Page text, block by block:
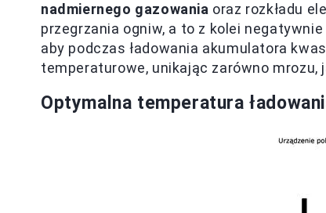
nadmiernego gazowania oraz rozkładu
przegrzania ogniw, a to z kolei
aby podczas ładowania akumulatora
temperaturowe, unikając zarówno mrozu,
Optymalna temperatura